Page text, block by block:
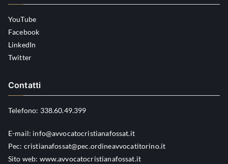
YouTube
Facebook
LinkedIn
Twitter
Contatti
Telefono: 338.60.49.399
E-mail: info@avvocatocristianafossat.it
Pec: cristianafossat@pec.ordineavvocatitorino.it
Sito web: www.avvocatocristianafossat.it